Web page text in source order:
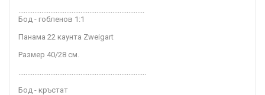
.......................................................................
Бод - гобленов 1:1
Панама 22 каунта Zweigart
Размер 40/28 см.
........................................................................
Бод - кръстат